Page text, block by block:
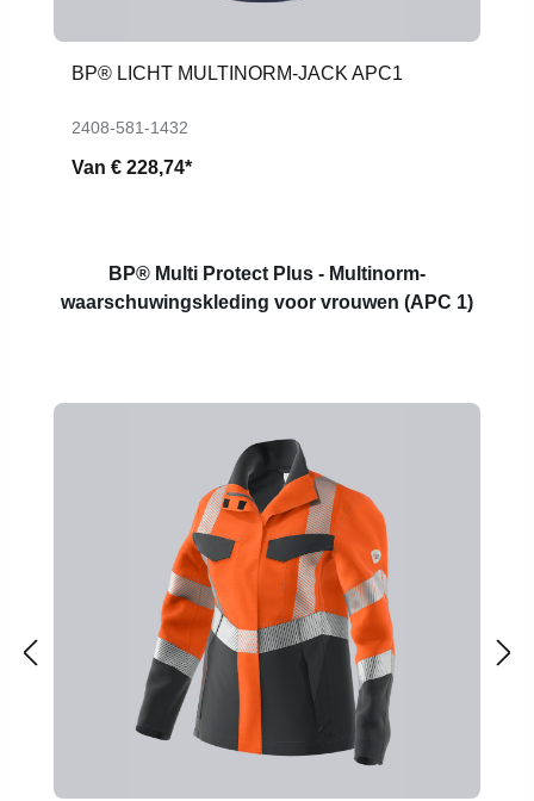
BP® LICHT MULTINORM-JACK APC1
2408-581-1432
Van € 228,74*
BP® Multi Protect Plus - Multinorm-
waarschuwingskleding voor vrouwen (APC 1)